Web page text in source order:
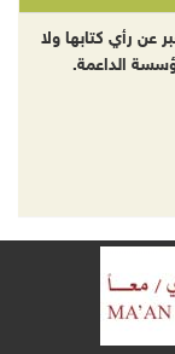
عن رأي كتابها ولا
الداعمة.